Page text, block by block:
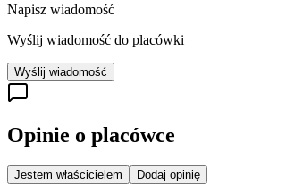
Napisz wiadomość
Wyślij wiadomość do placówki
Wyślij wiadomość
Opinie o placówce
Jestem właścicielem Dodaj opinię